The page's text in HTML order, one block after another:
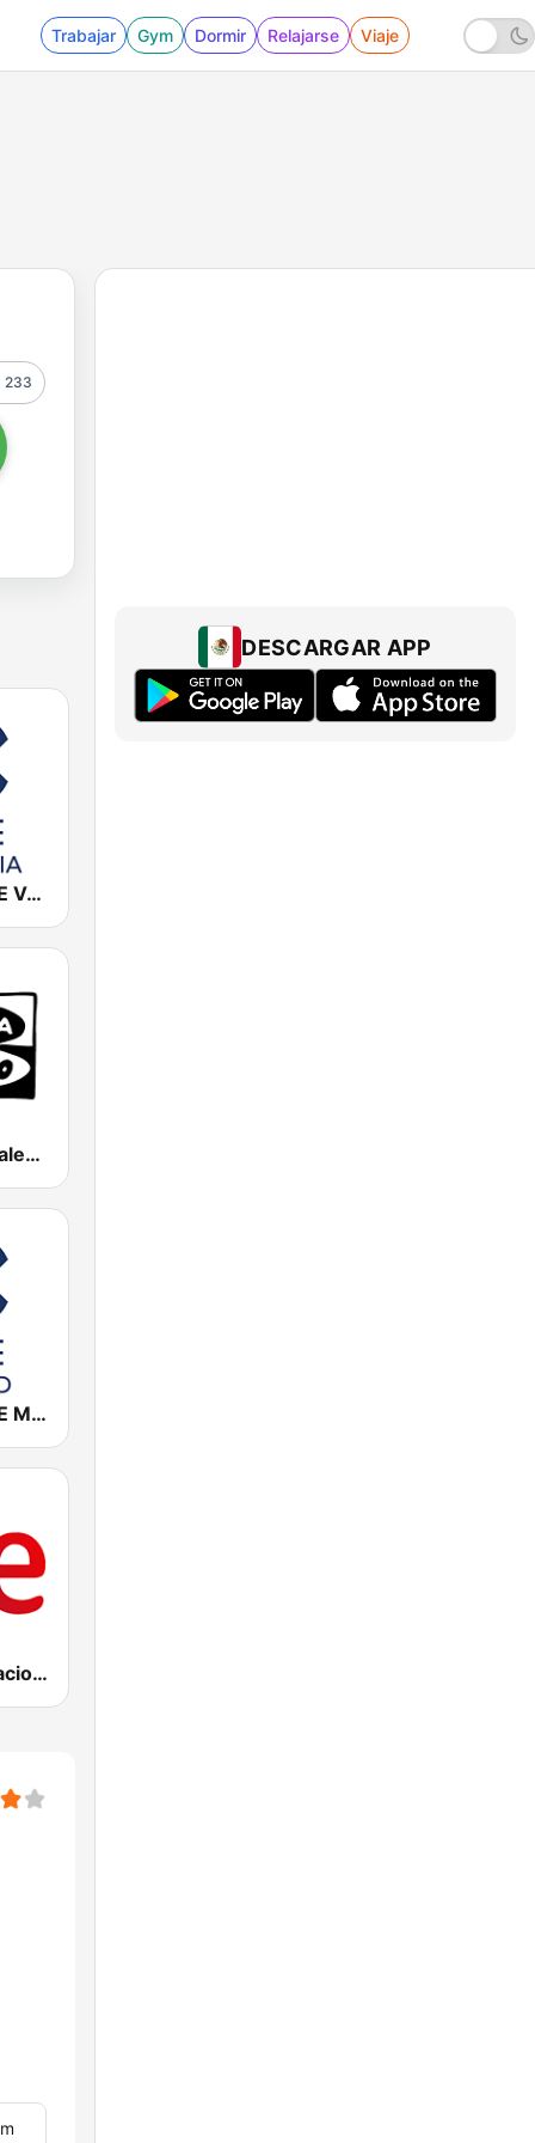
Trabajar Gym Dormir Relajarse Viaje
233
Cadena COPE Valencia
Onda Cero Valencia
Cadena COPE Madrid
RNE Radio Nacional
DESCARGAR APP